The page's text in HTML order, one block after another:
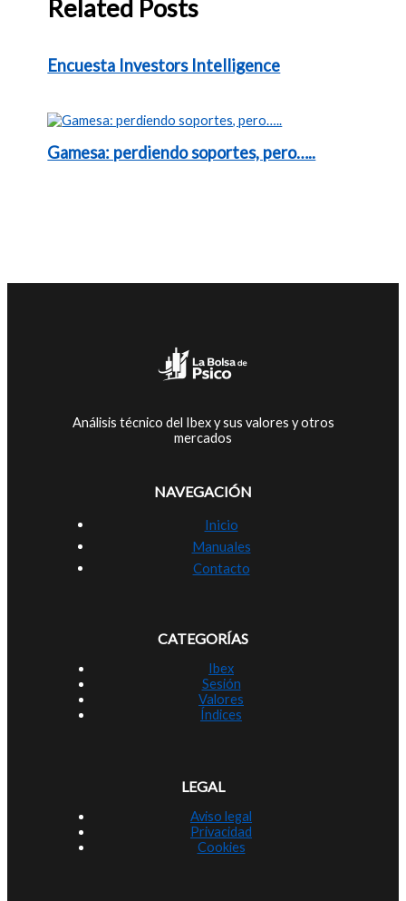
Related Posts
Encuesta Investors Intelligence
Gamesa: perdiendo soportes, pero…..
Análisis técnico del Ibex y sus valores y otros
mercados
NAVEGACIÓN
Inicio
Manuales
Contacto
CATEGORÍAS
Ibex
Sesión
Valores
Índices
LEGAL
Aviso legal
Privacidad
Cookies